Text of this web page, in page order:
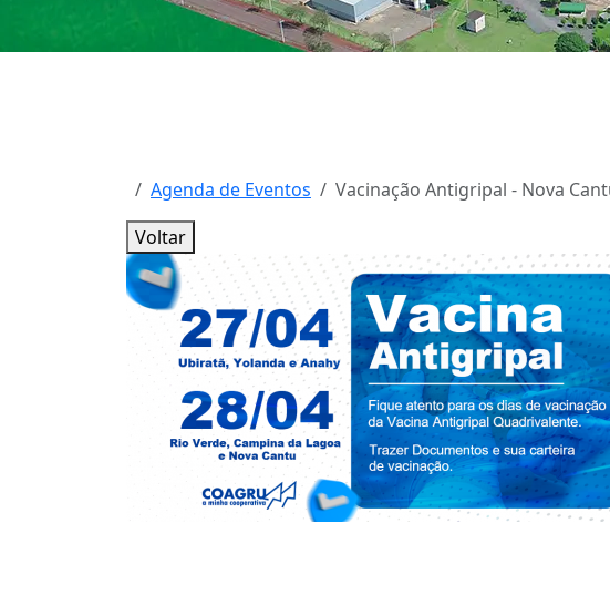
Agenda de Eventos
Vacinação Antigripal - Nova
Voltar